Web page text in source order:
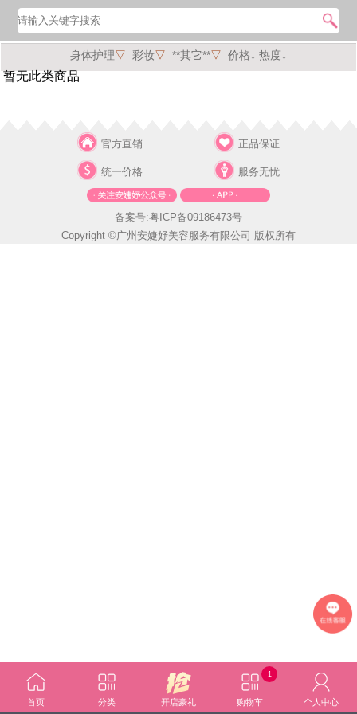
身体护理▽ 彩妆▽ **其它**▽ 价格↓ 热度↓
暂无此类商品
官方直销
统一价格
正品保证
服务无忧
备案号:粤ICP备09186473号
Copyright ©广州安婕妤美容服务有限公司 版权所有
首页 分类 开店豪礼 购物车
1
个人中心